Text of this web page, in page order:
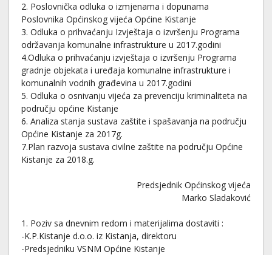
2. Poslovnička odluka o izmjenama i dopunama
Poslovnika Općinskog vijeća Općine Kistanje
3. Odluka o prihvaćanju Izvještaja o izvršenju Programa
održavanja komunalne infrastrukture u 2017.godini
4.Odluka o prihvaćanju izvještaja o izvršenju Programa
gradnje objekata i uređaja komunalne infrastrukture i
komunalnih vodnih građevina u 2017.godini
5. Odluka o osnivanju vijeća za prevenciju kriminaliteta na
području općine Kistanje
6. Analiza stanja sustava zaštite i spašavanja na području
Općine Kistanje za 2017g.
7.Plan razvoja sustava civilne zaštite na području Općine
Kistanje za 2018.g.
Predsjednik Općinskog vijeća
Marko Sladaković
1. Poziv sa dnevnim redom i materijalima dostaviti :
-K.P.Kistanje d.o.o. iz Kistanja, direktoru
-Predsjedniku VSNM Općine Kistanje